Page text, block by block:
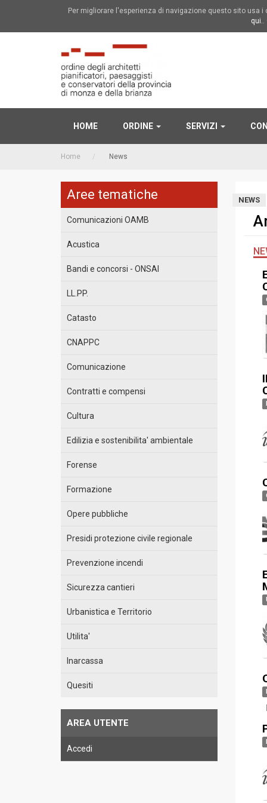
Per migliorare l'esperienza di navigazione questo sito
qui..
HOME ORDINE SERVIZI
Home News
Aree tematiche
Comunicazioni OAMB
Acustica
Bandi e concorsi - ONSAI
LL.PP.
Catasto
CNAPPC
Comunicazione
Contratti e compensi
Cultura
Edilizia e sostenibilita' ambientale
Forense
Formazione
Opere pubbliche
Presidi protezione civile regionale
Prevenzione incendi
Sicurezza cantieri
Urbanistica e Territorio
Utilita'
Inarcassa
Quesiti
AREA UTENTE
Accedi
NEWS